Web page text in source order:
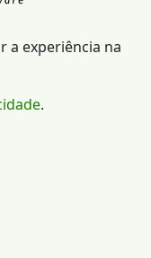
a experiência na
.